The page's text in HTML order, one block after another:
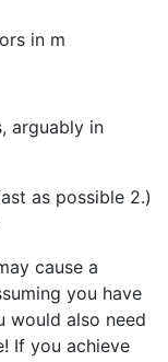
in m
arguably in
as possible 2.)
cause a
you have
would also need
If you achieve